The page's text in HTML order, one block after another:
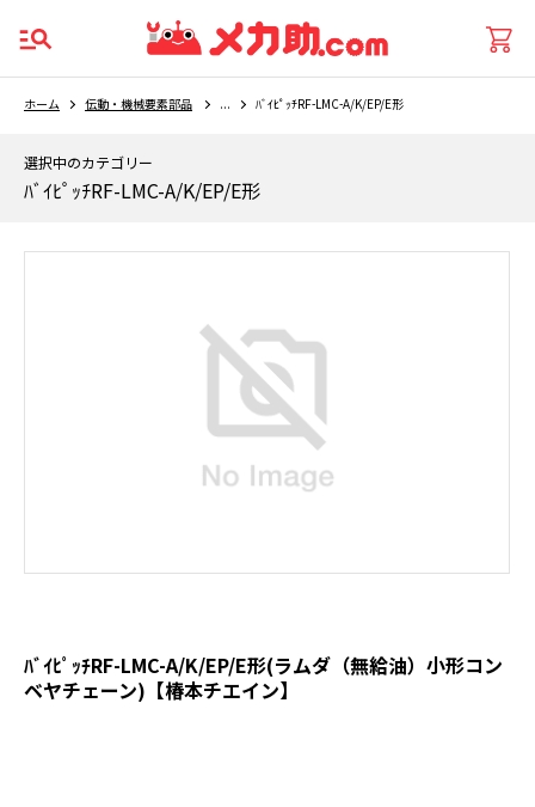
ホーム 伝動・機械要素部品 ... ﾊﾞｲﾋﾟｯﾁRF-LMC-A/K/EP/E形
選択中のカテゴリー
ﾊﾞｲﾋﾟｯﾁRF-LMC-A/K/EP/E形
ﾊﾞｲﾋﾟｯﾁRF-LMC-A/K/EP/E形(ラムダ（無給油）小形コン
ベヤチェーン)【椿本チエイン】